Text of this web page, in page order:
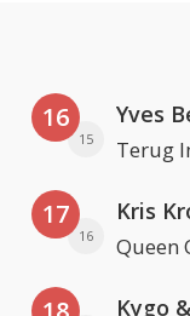
16
15
Yves
Terug
17
16
Kris
Queen
Kygo